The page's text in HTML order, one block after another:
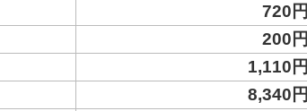
720円
200円
1,110円
8,340円